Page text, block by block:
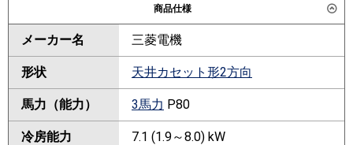
商品仕様
メーカー名 三菱電機
形状 天井カセット形2方向
馬力（能力） 3馬力 P80
冷房能力 7.1 (1.9～8.0) kW